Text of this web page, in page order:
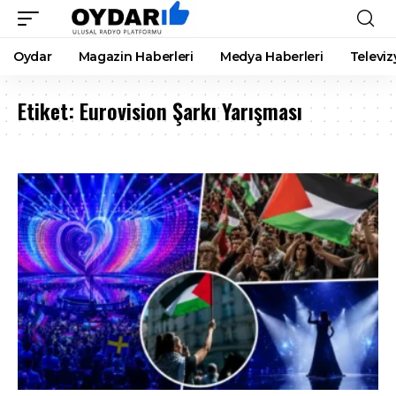
Oydar Magazin Haberleri Medya Haberleri
Etiket: Eurovision Şarkı Yarışması